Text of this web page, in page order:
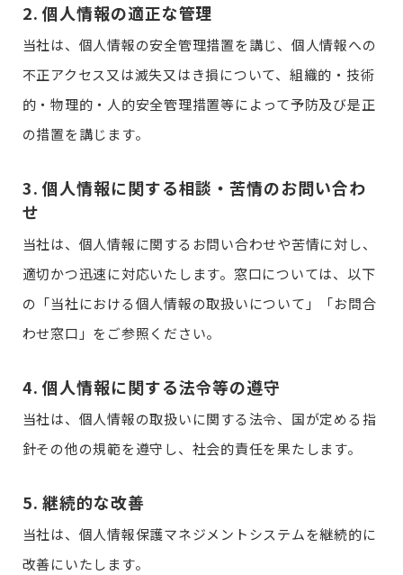
2. 個人情報の適正な管理
当社は、個人情報の安全管理措置を講じ、個人情報への
不正アクセス又は滅失又はき損について、組織的・技術
的・物理的・人的安全管理措置等によって予防及び是正
の措置を講じます。
3. 個人情報に関する相談・苦情のお問い合わ
せ
当社は、個人情報に関するお問い合わせや苦情に対し、
適切かつ迅速に対応いたします。窓口については、以下
の「当社における個人情報の取扱いについて」「お問合
わせ窓口」をご参照ください。
4. 個人情報に関する法令等の遵守
当社は、個人情報の取扱いに関する法令、国が定める指
針その他の規範を遵守し、社会的責任を果たします。
5. 継続的な改善
当社は、個人情報保護マネジメントシステムを継続的に
改善にいたします。